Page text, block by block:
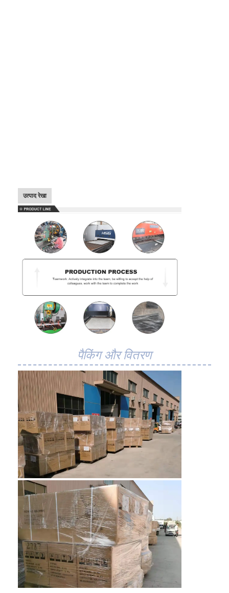
हमसे संपर्क करें
समाचार
सभी मामलों
स्टेनलेस स्टील जाल बेल्ट
सर्पिल वायर मेष
उच्च तापमान वायर मेष
मधुकोश कन्वेयर बेल्ट
कन्वेयर चेन प्लेट
सोलर फोटोवोल्टिक मेश बेल्ट
चेन मेष बेल्ट
सर्पिल फ्रीजर बेल्ट
ओवन कन्वेयर बेल्ट
उत्पाद रेखा
पैकिंग और वितरण